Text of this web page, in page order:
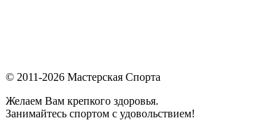
© 2011-2026 Мастерская Спорта
Желаем Вам крепкого здоровья.
Занимайтесь спортом с удовольствием!